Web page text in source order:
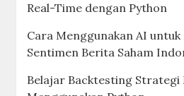
Real-Time dengan Python
Cara Menggunakan AI
Sentimen Berita Saham
Belajar Backtesting Strategi